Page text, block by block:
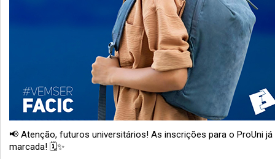
📢 Atenção, futuros universitários! As inscrições para o ProUni
marcada! 🗓✨